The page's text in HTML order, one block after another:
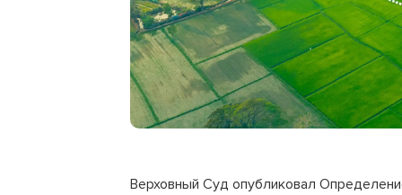
Верховный Суд опубликовал